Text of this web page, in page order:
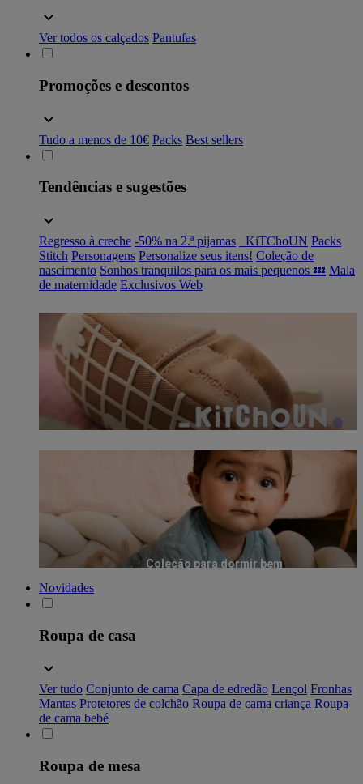
Ver todos os calçados Pantufas
Promoções e descontos
Tudo a menos de 10€ Packs Best sellers
Tendências e sugestões
Regresso à creche -50% na 2.ª pijamas _KiTChoUN Packs
Stitch Personagens Personalize seus itens! Coleção de
nascimento Sonhos tranquilos para os mais pequenos 💤 Mala
de maternidade Exclusivos Web
Coleção para dormir bem
Novidades
Roupa de casa
Ver tudo Conjunto de cama Capa de edredão Lençol Fronhas
Mantas Protetores de colchão Roupa de cama criança Roupa
de cama bebé
Roupa de mesa